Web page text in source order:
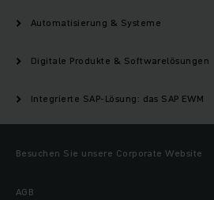
Automatisierung & Systeme
Digitale Produkte & Softwarelösungen
Integrierte SAP-Lösung: das SAP EWM
Besuchen Sie unsere Corporate Website
AGB